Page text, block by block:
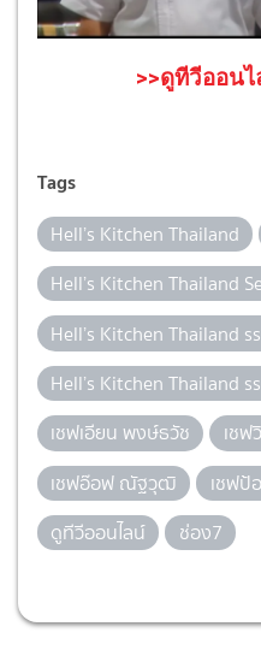
>>ดูทีวีออนไ
Tags
Hell’s Kitchen Thailand
Hell’s Kitchen Thailand
Hell’s Kitchen Thailand
Hell’s Kitchen Thailand
เชฟเอียน พงษ์ธวัช
เชฟ
เชฟอ๊อฟ ณัฐวุฒิ
เชฟ
ดูทีวีออนไลน์
ช่อง7